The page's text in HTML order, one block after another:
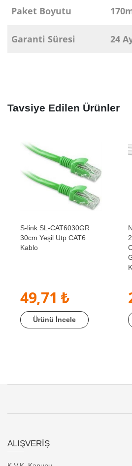
Paket Boyutu
Garanti Süresi 24
Tavsiye Edilen Ürünler
S-link SL-CAT6030GR
30cm Yeşil Utp CAT6
Kablo
49,71 ₺
Ürünü İncele
ALIŞVERİŞ